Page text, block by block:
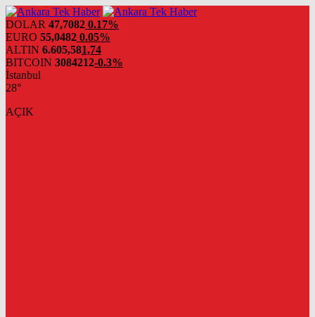
DOLAR 47,7082 0.17%
EURO 55,0482 0.05%
ALTIN 6.605,581,74
BITCOIN 3084212-0.3%
İstanbul
28°
AÇIK